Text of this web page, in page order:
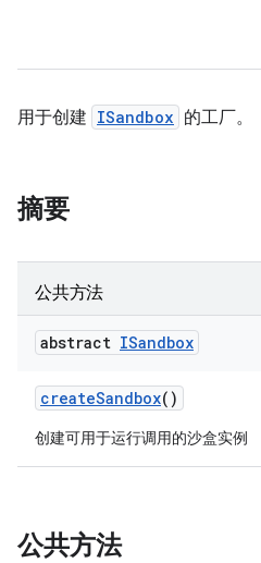
用于创建 ISandbox 的工厂。
摘要
公共方法
abstract ISandbox
createSandbox()
创建可用于运行调用的沙盒实例
公共方法